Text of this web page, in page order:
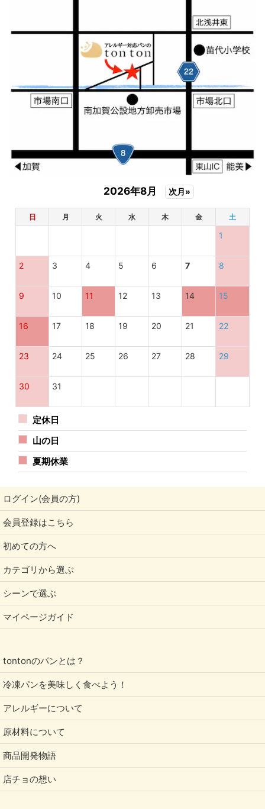
2026年8月 次月»
日 月 火 水 木 金 土
1
2 3 4 5 6 7 8
9 10 11 12 13 14 15
16 17 18 19 20 21 22
23 24 25 26 27 28 29
30 31
定休日
山の日
夏期休業
ログイン(会員の方)
会員登録はこちら
初めての方へ
カテゴリから選ぶ
シーンで選ぶ
マイページガイド
tontonのパンとは？
冷凍パンを美味しく食べよう！
アレルギーについて
原材料について
商品開発物語
店チョの想い